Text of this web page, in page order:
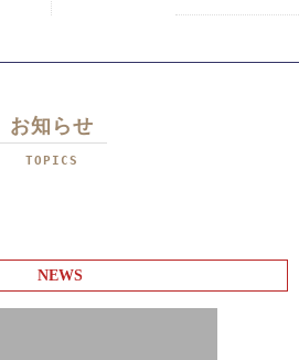
お知らせ
TOPICS
NEWS